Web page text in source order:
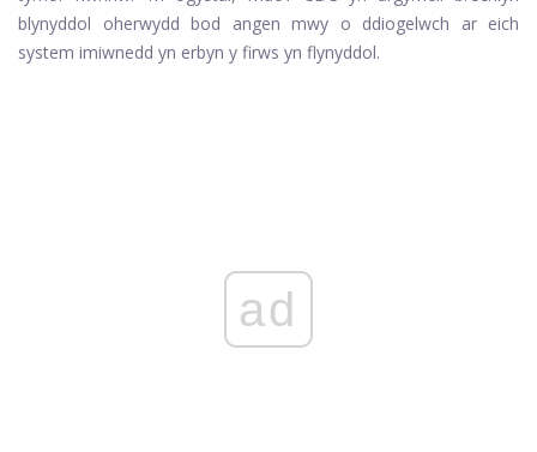
blynyddol oherwydd bod angen mwy o ddiogelwch ar eich
system imiwnedd yn erbyn y firws yn flynyddol.
ad